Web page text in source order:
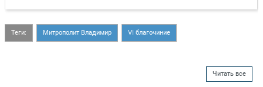
Теги: Митрополит Владимир VI благочиние
Читать все